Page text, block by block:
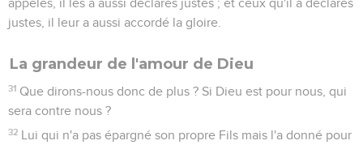
appelés, il les a aussi déclarés justes ; et ceux qu'il a déclarés
justes, il leur a aussi accordé la gloire.
La grandeur de l'amour de Dieu
31 Que dirons-nous donc de plus ? Si Dieu est pour nous, qui
sera contre nous ?
32 Lui qui n'a pas épargné son propre Fils mais l'a donné pour